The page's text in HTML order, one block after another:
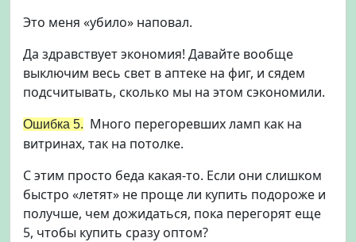
Это меня «убило» наповал.
Да здравствует экономия! Давайте вообще
выключим весь свет в аптеке на фиг, и сядем
подсчитывать, сколько мы на этом сэкономили.
Ошибка 5. Много перегоревших ламп как на
витринах, так на потолке.
С этим просто беда какая-то. Если они слишком
быстро «летят» не проще ли купить подороже и
получше, чем дожидаться, пока перегорят еще
5, чтобы купить сразу оптом?